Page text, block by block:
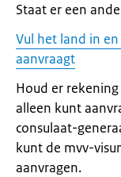
Staat er een
Vul het land in
aanvraagt
Houd er
alleen kunt
consulaat-
kunt de mvv-
aanvragen.